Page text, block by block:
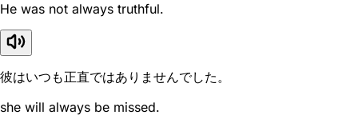
He was not always truthful.
彼はいつも正直ではありませんでした。
she will always be missed.